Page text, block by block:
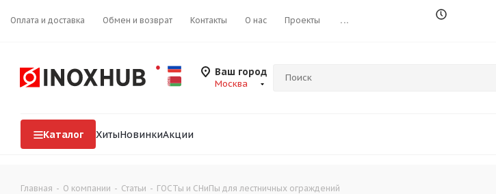
Оплата и доставка Обмен и возврат Контакты О нас Проекты ...
Ваш город
Москва
Каталог ХитыНовинкиАкции
Главная - О компании - Статьи - ГОСТы и СНиПы для лестничных ограждений